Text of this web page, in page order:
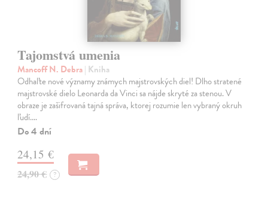
Tajomstvá umenia
Mancoff N. Debra| Kniha
Odhaľte nové významy známych majstrovských diel! Dlho stratené
majstrovské dielo Leonarda da Vinci sa nájde skryté za stenou. V
obraze je zašifrovaná tajná správa, ktorej rozumie len vybraný okruh
ľudí.…
Do 4 dní
24,15 €
24,90 € ?